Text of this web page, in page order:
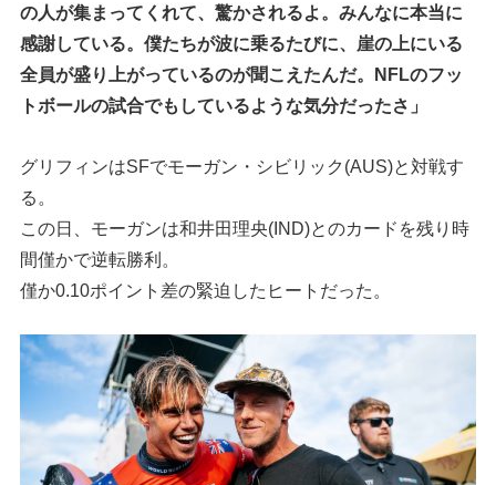
の人が集まってくれて、驚かされるよ。みんなに本当に
感謝している。僕たちが波に乗るたびに、崖の上にいる
全員が盛り上がっているのが聞こえたんだ。NFLのフッ
トボールの試合でもしているような気分だったさ」
グリフィンはSFでモーガン・シビリック(AUS)と対戦す
る。
この日、モーガンは和井田理央(IND)とのカードを残り時
間僅かで逆転勝利。
僅か0.10ポイント差の緊迫したヒートだった。